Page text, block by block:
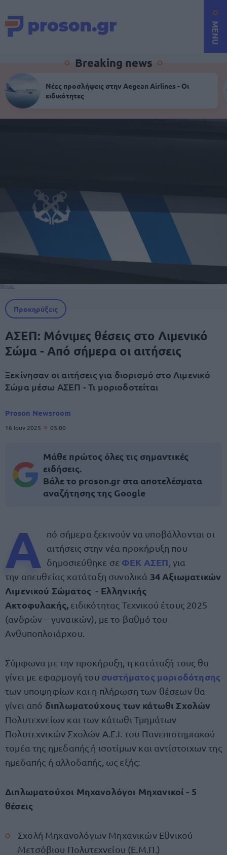
MENU
Breaking news
Νέες προσλήψεις στην Aegean Airlines - Οι
ειδικότητες
Προκηρύξεις
ΑΣΕΠ: Μόνιμες θέσεις στο Λιμενικό
Σώμα - Από σήμερα οι αιτήσεις
Ξεκίνησαν οι αιτήσεις για διορισμό στο Λιμενικό
Σώμα μέσω ΑΣΕΠ - Τι μοριοδοτείται
Proson Newsroom
16 Ιουν 2025 05:00
Μάθε πρώτος όλες τις σημαντικές
ειδήσεις.
Βάλε το proson.gr στα αποτελέσματα
αναζήτησης της Google
Α πό σήμερα ξεκινούν να υποβάλλονται οι
αιτήσεις στην νέα προκήρυξη που
δημοσιεύθηκε σε ΦΕΚ ΑΣΕΠ , για
την απευθείας κατάταξη συνολικά 34 Αξιωματικών
Λιμενικού Σώματος - Ελληνικής
Ακτοφυλακής, ειδικότητας Τεχνικού έτους 2025
(ανδρών – γυναικών), με το βαθμό του
Ανθυποπλοιάρχου.
Σύμφωνα με την προκήρυξη, η κατάταξή τους θα
γίνει με εφαρμογή του συστήματος μοριοδότησης
των υποψηφίων και η πλήρωση των θέσεων θα
γίνει από διπλωματούχους των κάτωθι Σχολών
Πολυτεχνείων και των κάτωθι Τμημάτων
Πολυτεχνικών Σχολών Α.Ε.Ι. του Πανεπιστημιακού
τομέα της ημεδαπής ή ισοτίμων και αντίστοιχων της
ημεδαπής ή αλλοδαπής, ως εξής:
Διπλωματούχοι Μηχανολόγοι Μηχανικοί - 5
θέσεις
Σχολή Μηχανολόγων Μηχανικών Εθνικού
Μετσόβιου Πολυτεχνείου (Ε.Μ.Π.)